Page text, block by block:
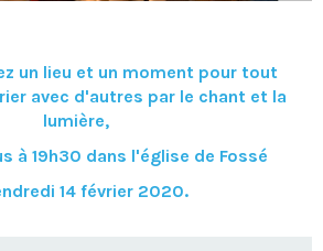
un lieu et un moment pour tout
avec d'autres par le chant et la
lumière,
à 19h30 dans l'église de Fossé
14 février 2020.